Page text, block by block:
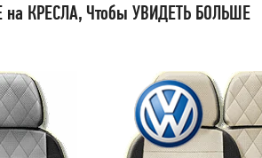
КРЕСЛА, Чтобы УВИДЕТЬ БОЛЬШЕ